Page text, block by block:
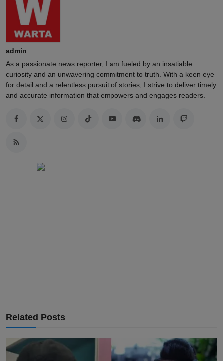
admin
As a passionate news reporter, I am fueled by an insatiable
curiosity and an unwavering commitment to truth. With a keen eye
for detail and a relentless pursuit of stories, I strive to deliver timely
and accurate information that empowers and engages readers.
Related Posts